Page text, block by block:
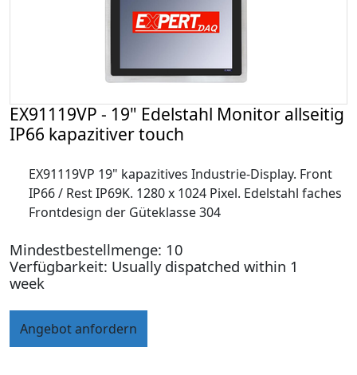
EX91119VP - 19" Edelstahl Monitor allseitig
IP66 kapazitiver touch
EX91119VP 19" kapazitives Industrie-Display. Front
IP66 / Rest IP69K. 1280 x 1024 Pixel. Edelstahl faches
Frontdesign der Güteklasse 304
Mindestbestellmenge: 10
Verfügbarkeit: Usually dispatched within 1
week
Angebot anfordern